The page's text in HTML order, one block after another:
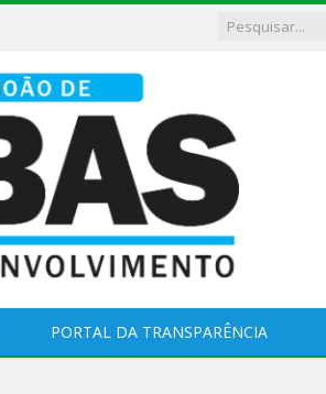
PORTAL DA TRANSPARÊNCIA